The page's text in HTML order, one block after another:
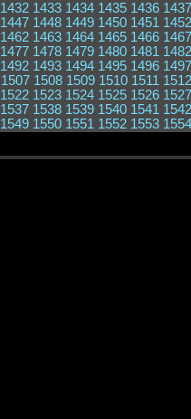
1432 1433 1434 1435 1436 1437
1447 1448 1449 1450 1451 1452
1462 1463 1464 1465 1466 1467
1477 1478 1479 1480 1481 1482
1492 1493 1494 1495 1496 1497
1507 1508 1509 1510 1511 1512
1522 1523 1524 1525 1526 1527
1537 1538 1539 1540 1541 1542
1549 1550 1551 1552 1553 1554